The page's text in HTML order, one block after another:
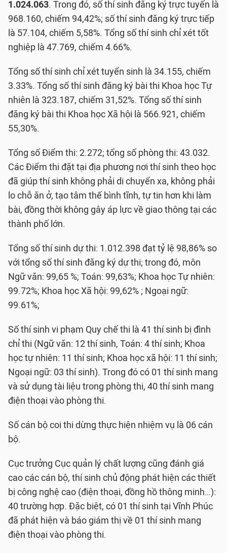
1.024.063. Trong đó, số thí sinh đăng ký trực tuyến là
968.160, chiếm 94,42%; số thí sinh đăng ký trực tiếp
là 57.104, chiếm 5,58%. Tổng số thí sinh chỉ xét tốt
nghiệp là 47.769, chiếm 4.66%.
Tổng số thí sinh chỉ xét tuyển sinh là 34.155, chiếm
3.33%. Tổng số thí sinh đăng ký bài thi Khoa học Tự
nhiên là 323.187, chiếm 31,52%. Tổng số thí sinh
đăng ký bài thi Khoa học Xã hội là 566.921, chiếm
55,30%.
Tổng số Điểm thi: 2.272; tổng số phòng thi: 43.032.
Các Điểm thi đặt tại địa phương nơi thí sinh theo học
đã giúp thí sinh không phải di chuyển xa, không phải
lo chỗ ăn ở, tạo tâm thế bình tĩnh, tự tin hơn khi làm
bài, đồng thời không gây áp lực về giao thông tại các
thành phố lớn.
Tổng số thí sinh dự thi: 1.012.398 đạt tỷ lệ 98,86% so
với tổng số thí sinh đăng ký dự thi; trong đó, môn
Ngữ văn: 99,65 %; Toán: 99,63%; Khoa học Tự nhiên:
99.72%; Khoa học Xã hội: 99,62% ; Ngoại ngữ:
99.61%;
Số thí sinh vi phạm Quy chế thi là 41 thí sinh bị đình
chỉ thi (Ngữ văn: 12 thí sinh, Toán: 4 thí sinh; Khoa
học tự nhiên: 11 thí sinh; Khoa học xã hội: 11 thí sinh;
Ngoại ngữ: 03 thí sinh). Trong đó có 01 thí sinh mang
và sử dụng tài liệu trong phòng thi, 40 thí sinh mang
điện thoại vào phòng thi.
Số cán bộ coi thi dừng thực hiện nhiệm vụ là 06 cán
bộ.
Cục trưởng Cục quản lý chất lượng cũng đánh giá
cao các cán bộ, thí sinh chủ động phát hiện các thiết
bị công nghệ cao (điện thoại, đồng hồ thông minh…):
40 trường hợp. Đặc biệt, có 01 thí sinh tại Vĩnh Phúc
đã phát hiện và báo giám thị về 01 thí sinh mang
điện thoại vào phòng thi.